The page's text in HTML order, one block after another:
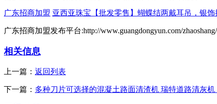
广东招商加盟 亚西亚珠宝【批发零售】蝴蝶结两戴耳吊，银饰
广东招商加盟发布平台:http://www.guangdongyun.com/
相关信息
上一篇： 返回列表
下一篇： 多种刀片可选择的混凝土路面清渣机 瑞特道路清灰